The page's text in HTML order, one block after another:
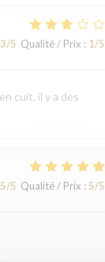
3/5 Qualité / Prix : 1/5
cuit, il y a des
5/5 Qualité / Prix : 5/5